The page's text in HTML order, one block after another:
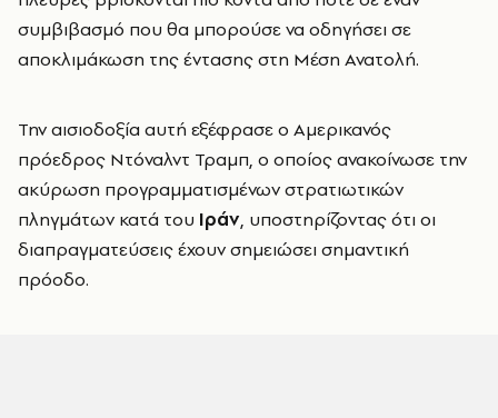
συμβιβασμό που θα μπορούσε να οδηγήσει σε
αποκλιμάκωση της έντασης στη Μέση Ανατολή.
Την αισιοδοξία αυτή εξέφρασε ο Αμερικανός
πρόεδρος Ντόναλντ Τραμπ, ο οποίος ανακοίνωσε την
ακύρωση προγραμματισμένων στρατιωτικών
πληγμάτων κατά του Ιράν, υποστηρίζοντας ότι οι
διαπραγματεύσεις έχουν σημειώσει σημαντική
πρόοδο.